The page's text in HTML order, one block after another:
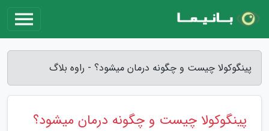
پینگوکولا چیست و چگونه درمان میشود؟ - راوه بلاگ
پینگوکولا چیست و چگونه درمان میشود؟